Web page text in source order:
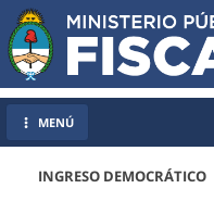
INGRESO DEMOCRÁTICO
MENÚ